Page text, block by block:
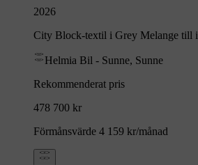
2026
City Block-textil i Grey Melange till
Helmia Bil - Sunne, Sunne
Rekommenderat pris
478 700 kr
Förmånsvärde 4 159 kr/månad